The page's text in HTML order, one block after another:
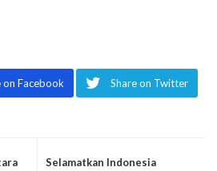
on Facebook Share on Twitter
Selamatkan Indonesia